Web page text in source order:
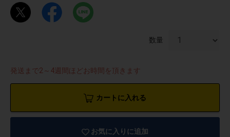
数量
発送まで2～4週間ほどお時間を頂きます
カートに入れる
お気に入りに追加
イラストレ
アダルトグ